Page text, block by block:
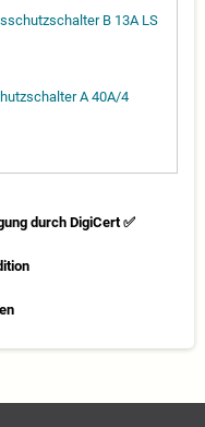
B 13A LS
A 40A/4
durch DigiCert ✅